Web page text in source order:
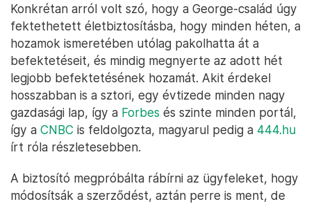
Konkrétan arról volt szó, hogy a George-család úgy
fektethetett életbiztosításba, hogy minden héten, a
hozamok ismeretében utólag pakolhatta át a
befektetéseit, és mindig megnyerte az adott hét
legjobb befektetésének hozamát. Akit érdekel
hosszabban is a sztori, egy évtizede minden nagy
gazdasági lap, így a Forbes és szinte minden portál,
így a CNBC is feldolgozta, magyarul pedig a 444.hu
írt róla részletesebben.
A biztosító megpróbálta rábírni az ügyfeleket, hogy
módosítsák a szerződést, aztán perre is ment, de